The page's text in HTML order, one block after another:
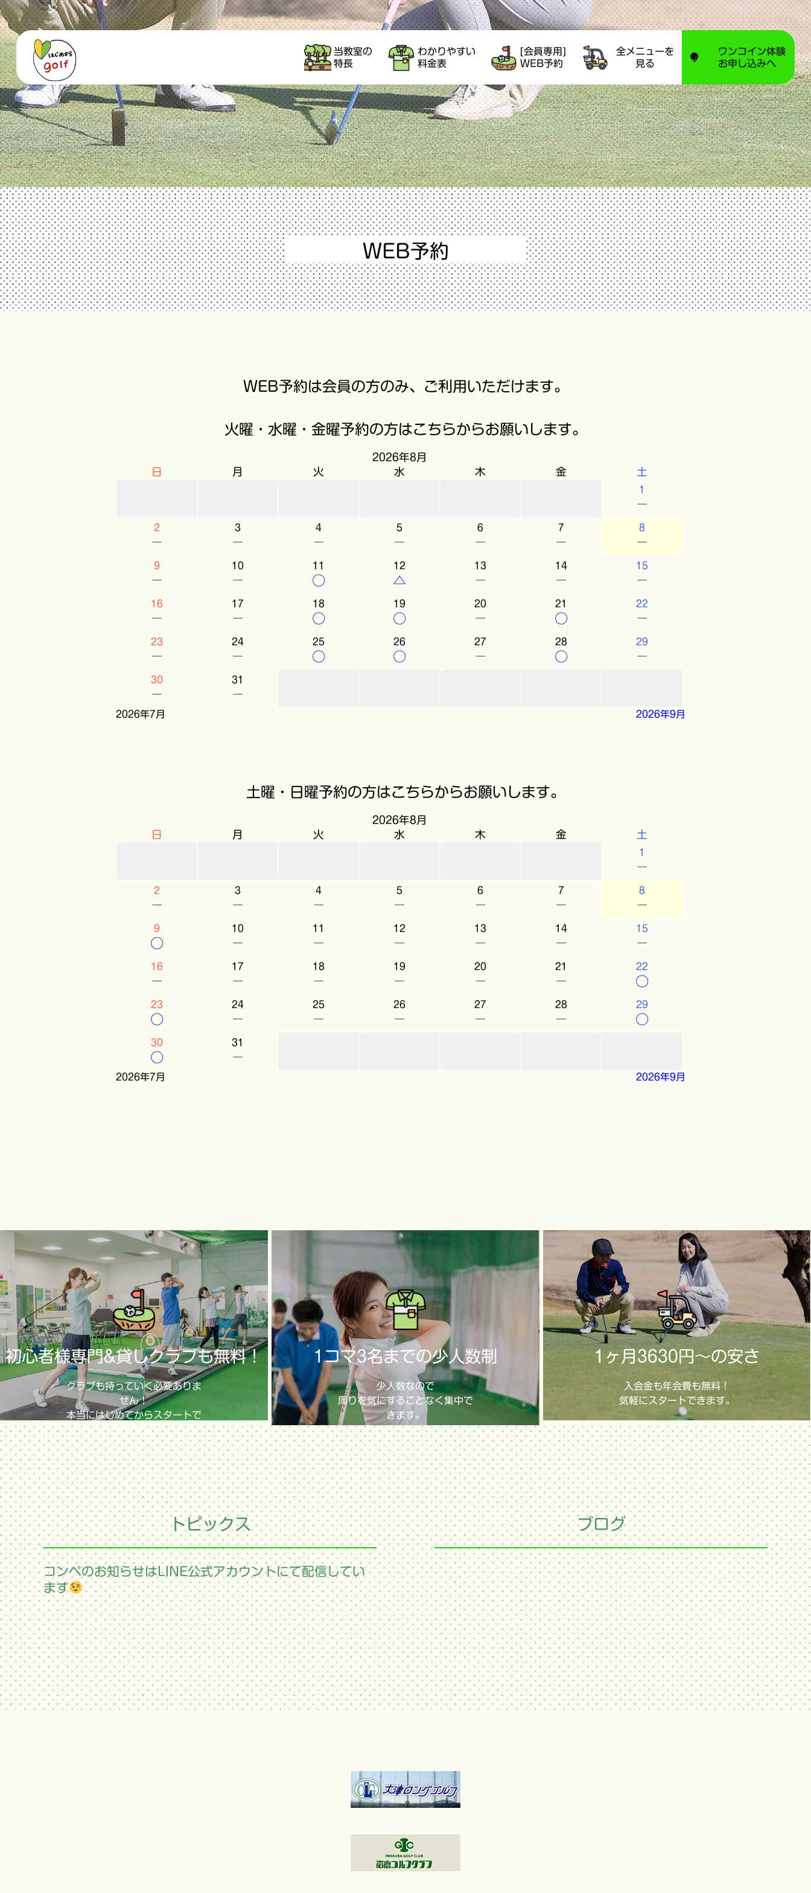
当教室の
特長
わかりやすい
料金表
[会員専用]
WEB予約
全メニューを
見る
ワンコイン体験
お申し込みへ
WEB予約
WEB予約は会員の方のみ、ご利用いただけます。
火曜・水曜・金曜予約の方はこちらからお願いします。
2026年8月
日
月 火 水 木 金 土
1
－
2
－
3
－
4
－
5
－
6
－
7
－
8
－
9
－
10
－
11
○
12
△
13
－
14
－
15
－
16
－
17
－
18
○
19
○
20
－
21
○
22
－
23
－
24
－
25
○
26
○
27
－
28
○
29
－
30
－
31
－
2026年7月 2026年9月
土曜・日曜予約の方はこちらからお願いします。
2026年8月
日
月 火 水 木 金 土
1
－
2
－
3
－
4
－
5
－
6
－
7
－
8
－
9
○
10
－
11
－
12
－
13
－
14
－
15
－
16
－
17
－
18
－
19
－
20
－
21
－
22
○
23
○
24
－
25
－
26
－
27
－
28
－
29
○
30
○
31
－
2026年7月 2026年9月
初心者様専門&貸しクラブも無料！
クラブも持っていく必要ありま
せん！
本当にはじめてからスタートで
きます。
1コマ3名までの少人数制
少人数なので
周りを気にすることなく集中で
きます。
1ヶ月3630円～の安さ
入会金も年会費も無料！
気軽にスタートできます。
トピックス
コンペのお知らせはLINE公式アカウントにて配信してい
ます
ブログ